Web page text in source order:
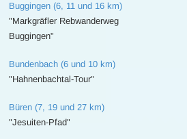
Buggingen (6, 11 und 16 km)
"Markgräfler Rebwanderweg
Buggingen"
Bundenbach (6 und 10 km)
"Hahnenbachtal-Tour"
Büren (7, 19 und 27 km)
"Jesuiten-Pfad"